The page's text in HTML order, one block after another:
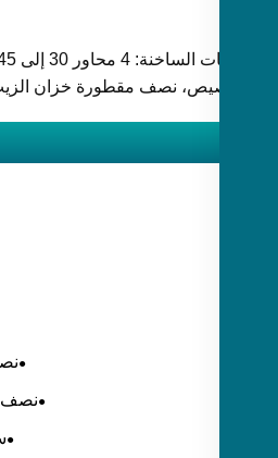
الكلمات الساخنة: 4
نصف مقطورة خزان الزيت
نصف
نصف
سيارة